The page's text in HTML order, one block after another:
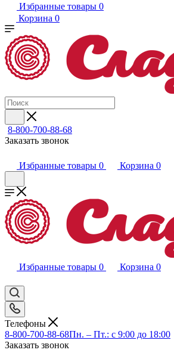
Избранные товары 0
Корзина 0
8-800-700-88-68
Заказать звонок
Избранные товары 0 Корзина 0
Избранные товары 0 Корзина 0
Телефоны
8-800-700-88-68Пн. – Пт.: с 9:00 до 18:00
Заказать звонок